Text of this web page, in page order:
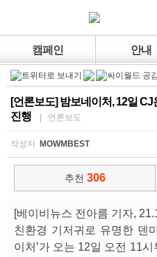
캠페인 안내
[언론보도] 밤보네이처, 12일
진행
| 언론보도
작성자 MOWMBEST
추천 306
[베이비뉴스 전아름 기자,
친환경 기저귀로 유명한 덴
이처’가 오는 12일 오전 11